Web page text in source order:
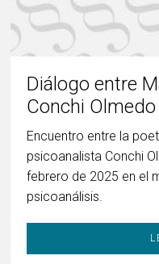
Diálogo entre
Conchi Olmedo
Encuentro entre la
psicoanalista Conchi
febrero de 2025 en el
psicoanálisis.